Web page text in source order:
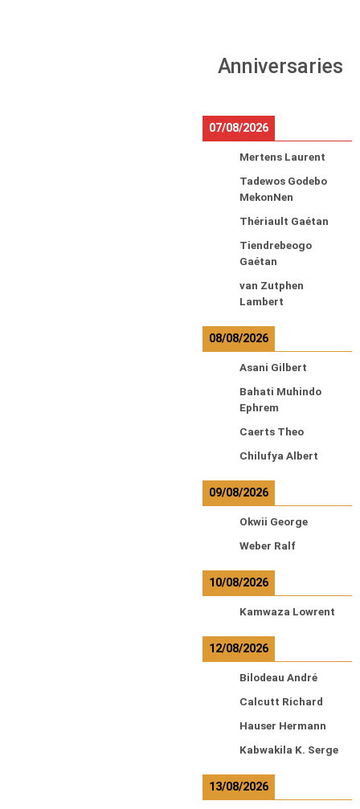
Anniversaries
07/08/2026
Mertens Laurent
Tadewos Godebo
MekonNen
Thériault Gaétan
Tiendrebeogo
Gaétan
van Zutphen
Lambert
08/08/2026
Asani Gilbert
Bahati Muhindo
Ephrem
Caerts Theo
Chilufya Albert
09/08/2026
Okwii George
Weber Ralf
10/08/2026
Kamwaza Lowrent
12/08/2026
Bilodeau André
Calcutt Richard
Hauser Hermann
Kabwakila K. Serge
13/08/2026